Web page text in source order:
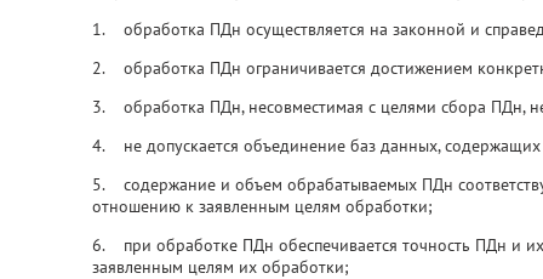
1. обработка ПДн осуществляется на законной и
2. обработка ПДн ограничивается достижением
3. обработка ПДн, несовместимая с целями сбора ПДн,
4. не допускается объединение баз данных,
5. содержание и объем обрабатываемых ПДн
отношению к заявленным целям обработки;
6. при обработке ПДн обеспечивается точность ПДн и
заявленным целям их обработки;